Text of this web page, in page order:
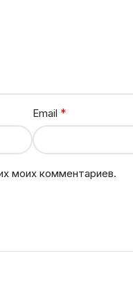
Email *
моих комментариев.